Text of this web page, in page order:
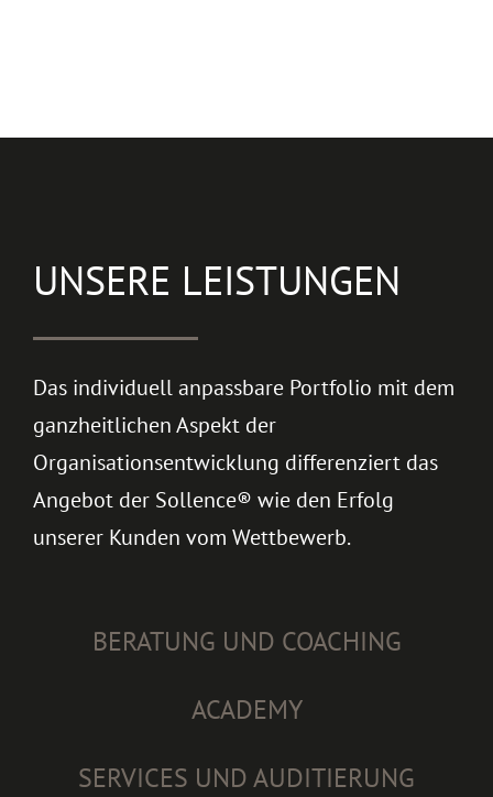
UNSERE LEISTUNGEN
Das individuell anpassbare Portfolio mit dem
ganzheitlichen Aspekt der
Organisationsentwicklung differenziert das
Angebot der Sollence® wie den Erfolg
unserer Kunden vom Wettbewerb.
BERATUNG UND COACHING
ACADEMY
SERVICES UND AUDITIERUNG